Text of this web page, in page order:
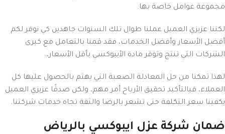
مجموعة عوامل خاصة بها.
لكننا عزيزي العميل عملنا طوال تلك السنوات جاهدين كي نوفر لكم
أفضل الأسعار وأفضل الخدمات، فقد قمنا بالتعامل مع كبرى
الشركات التي تنتج وتوفر مادة الأيبوكسي بأقل الأسعار،.
لهذا تمكنا من حل المعادلة الصعبة التي يهتم بالحصول عليها كل
العملاء، فبالتأكيد تحقيق الأرباح أمر مهم، ولكن صدقًا عزيزي العميل
يكفينا سعر التكلفة حتى تشعر بالرضا والثقة تجاه خدمات شركتنا.
ضمان شركة عزل ايبوكسي بالرياض